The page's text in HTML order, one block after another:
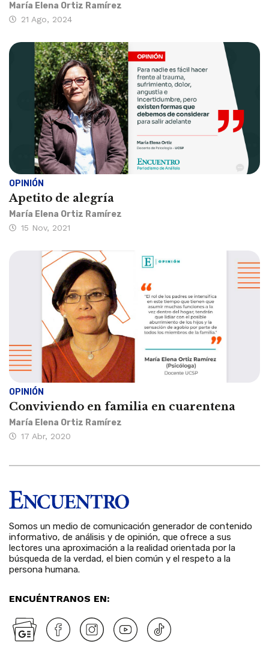
María Elena Ortiz Ramírez
21 Ago, 2024
OPINIÓN
Apetito de alegría
María Elena Ortiz Ramírez
15 Nov, 2021
OPINIÓN
Conviviendo en familia en cuarentena
María Elena Ortiz Ramírez
17 Abr, 2020
Somos un medio de comunicación generador de contenido
informativo, de análisis y de opinión, que ofrece a sus
lectores una aproximación a la realidad orientada por la
búsqueda de la verdad, el bien común y el respeto a la
persona humana.
ENCUÉNTRANOS EN: